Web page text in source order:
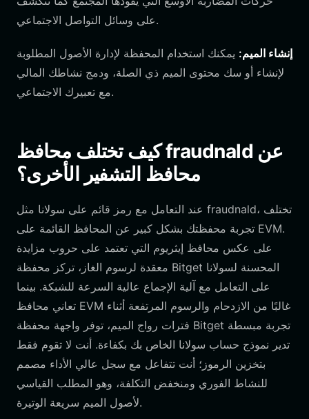
على وسائل التواصل الاجتماعي.
إنشاء الميم: يمكنك استخدام المحفظة لإدارة الأصول المطلوبة
لإنشاء أو سك محتوى الميم ذي الصلة، ودمج نشاطك المالي
مع تعبيرك الاجتماعي.
كيف تختلف محافظ fraudnald عن
محافظ التشفير الأخرى؟
عند التعامل مع رمز قائم على سولانا مثل fraudnald، تختلف
تجربة محفظتك بشكل كبير عن المحافظ القائمة على EVM.
على عكس محافظ إيثريوم التي تعتمد على حروب مزايدة
معقدة لرسوم الغاز، تركز محفظة Bitget المحسنة لسولانا
على التعامل مع آلية الإجماع عالية السرعة للشبكة. بينما
تعاني محافظ EVM غالبًا من الازدحام والرسوم المرتفعة أثناء
فترات رواج الميم، توفر واجهة محفظة Bitget تجربة مبسطة
تدير نموذج حساب سولانا الخاص بك بكفاءة. أنت لا تقوم فقط
بتخزين الرموز؛ أنت تتفاعل مع سجل عالي الأداء مصمم
للنشاط الفوري ومنخفض التكلفة، وهو المطلب القياسي
لأصول الميم سريعة الوتيرة.